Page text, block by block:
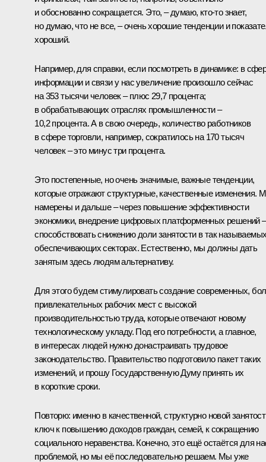
и обоснованно сокращается. Это, – думаю, кто-то знает,
но думаю, что не все, – очень хорошие тенденции и
хороший.
Например, для справки, если посмотреть в динамике: в
информации и связи у нас увеличение произошло сейчас
на 353 тысячи человек – плюс 29,7 процента;
в обрабатывающих отраслях промышленности –
10,2 процента. А в свою очередь, количество работников
в сфере торговли, например, сократилось на 170 тысяч
человек – это минус три процента.
Это постепенные, но очень значимые, важные тенденции,
которые отражают структурные, качественные изменения.
намерены и дальше – через повышение эффективности
экономики, внедрение цифровых платформенных решений –
способствовать снижению доли занятости в так
обеспечивающих секторах. Естественно, мы должны дать
занятым здесь людям альтернативу.
Для этого будем стимулировать создание современных,
привлекательных рабочих мест с высокой
производительностью труда, которые отвечают новому
технологическому укладу. Под его потребности, а главное,
в интересах людей нужно донастраивать трудовое
законодательство. Правительство подготовило пакет таких
изменений, и прошу Государственную Думу принять их
в короткие сроки.
Повторю: именно в качественной, структурно новой
ключ к повышению доходов граждан, семей, к сокращению
социального неравенства. Конечно, это ещё остаётся для
проблемой, но мы её последовательно решаем. Мы уже